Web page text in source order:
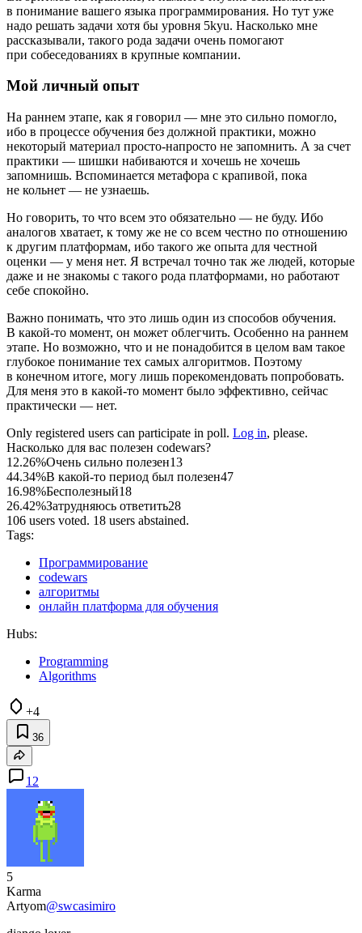
в понимание вашего языка программирования. Но тут уже
надо решать задачи хотя бы уровня 5kyu. Насколько мне
рассказывали, такого рода задачи очень помогают
при собеседованиях в крупные компании.
Мой личный опыт
На раннем этапе, как я говорил — мне это сильно помогло,
ибо в процессе обучения без должной практики, можно
некоторый материал просто‑напросто не запомнить. А за счет
практики — шишки набиваются и хочешь не хочешь
запомнишь. Вспоминается метафора с крапивой, пока
не кольнет — не узнаешь.
Но говорить, то что всем это обязательно — не буду. Ибо
аналогов хватает, к тому же не со всем честно по отношению
к другим платформам, ибо такого же опыта для честной
оценки — у меня нет. Я встречал точно так же людей, которые
даже и не знакомы с такого рода платформами, но работают
себе спокойно.
Важно понимать, что это лишь один из способов обучения.
В какой‑то момент, он может облегчить. Особенно на раннем
этапе. Но возможно, что и не понадобится в целом вам такое
глубокое понимание тех самых алгоритмов. Поэтому
в конечном итоге, могу лишь порекомендовать попробовать.
Для меня это в какой‑то момент было эффективно, сейчас
практически — нет.
Only registered users can participate in poll. Log in, please.
Насколько для вас полезен codewars?
12.26%Очень сильно полезен13
44.34%В какой-то период был полезен47
16.98%Бесполезный18
26.42%Затрудняюсь ответить28
106 users voted. 18 users abstained.
Tags:
Программирование
codewars
алгоритмы
онлайн платформа для обучения
Hubs:
Programming
Algorithms
+4
36
12
5
Karma
Artyom@swcasimiro